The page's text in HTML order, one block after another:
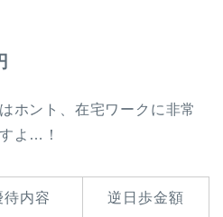
ホント、在宅ワークに非常
よ…！
待内容 逆日歩金額